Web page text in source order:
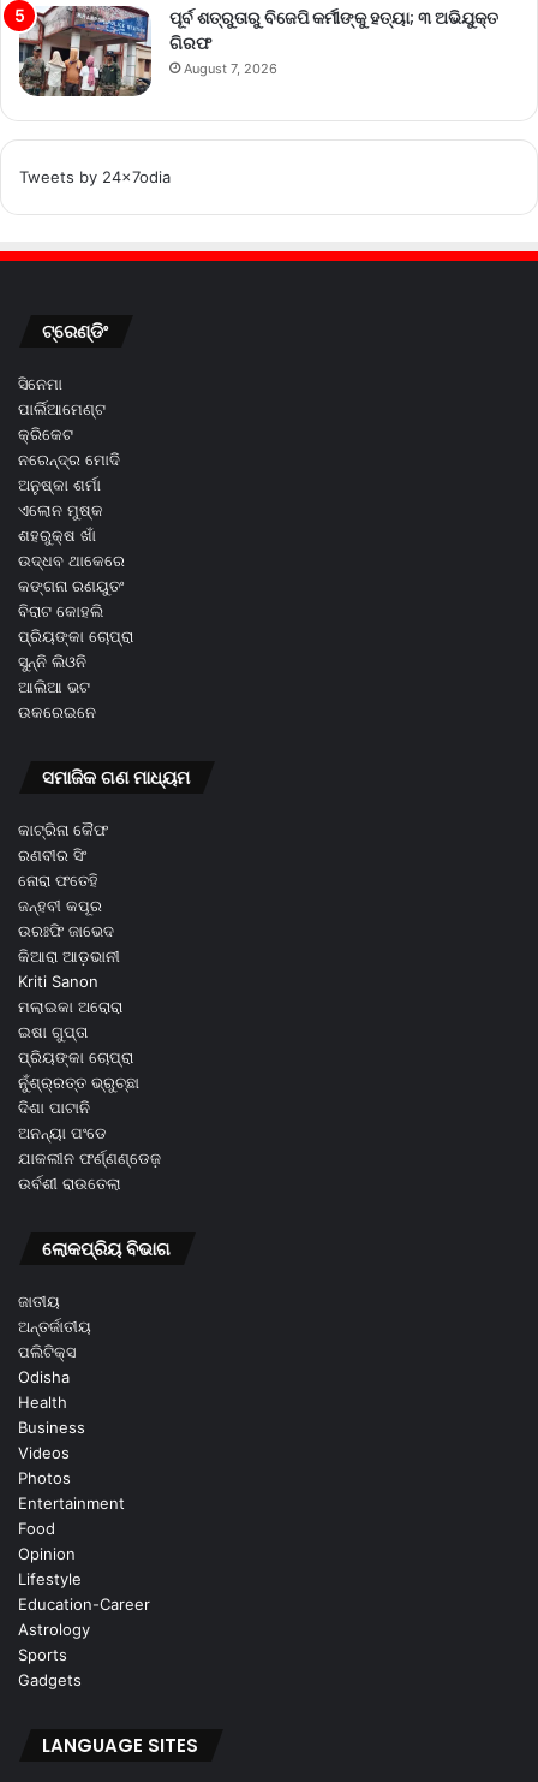
ପୂର୍ବ ଶତ୍ରୁତାରୁ ବିଜେପି କର୍ମୀଙ୍କୁ ହତ୍ୟା; ୩ ଅଭିଯୁକ୍ତ
ଗିରଫ
August 7, 2026
Tweets by 24x7odia
ଟ୍ରେଣ୍ଡିଂ
ସିନେମା
ପାର୍ଲିଆମେଣ୍ଟ
କ୍ରିକେଟ
ନରେନ୍ଦ୍ର ମୋଦି
ଅନୁଷ୍କା ଶର୍ମା
ଏଲୋନ ମୁଷ୍କ
ଶହରୁକ୍ଷ ଖାଁ
ଉଦ୍ଧବ ଥାକେରେ
କଙ୍ଗନା ରଣୟୁତଂ
ବିରାଟ କୋହଲି
ପ୍ରିୟଙ୍କା ଚୋପ୍ରା
ସୁନ୍ନି ଲିଓନି
ଆଲିଆ ଭଟ
ଉକରେଇନେ
ସମାଜିକ ଗଣ ମାଧ୍ୟମ
କାଟ୍ରିନା କୈଫ
ରଣବୀର ସିଂ
ନୋରା ଫତେହି
ଜନ୍ହବୀ କପୂର
ଉରଃଫି ଜାଭେଦ
କିଆରା ଆଡ଼ଭାନୀ
Kriti Sanon
ମଲାଇକା ଅରୋରା
ଇଷା ଗୁପ୍ତା
ପ୍ରିୟଙ୍କା ଚୋପ୍ରା
ନୁଁଶ୍ର୍ରତ୍ତ ଭ୍ରୁଚ୍ଛା
ଦିଶା ପାଟାନି
ଅନନ୍ୟା ପଂଡେ
ଯାକଲୀନ ଫର୍ଣ୍ଣଣ୍ଡେଜ଼
ଉର୍ବଶୀ ରାଉତେଲା
ଲୋକପ୍ରିୟ ବିଭାଗ
ଜାତୀୟ
ଅନ୍ତର୍ଜାତୀୟ
ପଲିଟିକ୍ସ
Odisha
Health
Business
Videos
Photos
Entertainment
Food
Opinion
Lifestyle
Education-Career
Astrology
Sports
Gadgets
LANGUAGE SITES